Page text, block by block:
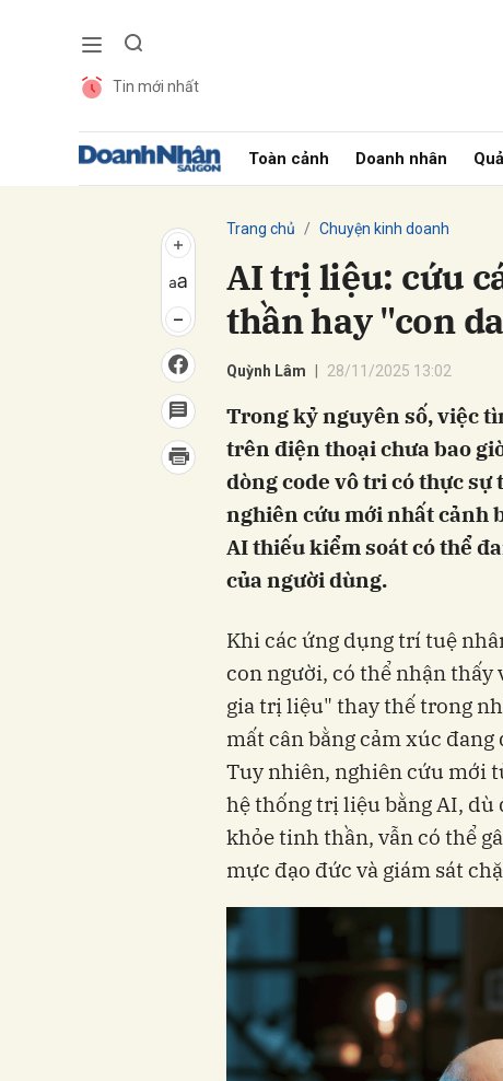
Tin mới nhất
Toàn cảnh Doanh nhân
Trang chủ Chuyện kinh doanh
AI trị liệu: cứu
thần hay "con
Quỳnh Lâm 28/11/2025 13:02
Trong kỷ nguyên số, việc
trên điện thoại chưa bao
dòng code vô tri có thực sự
nghiên cứu mới nhất cảnh
AI thiếu kiểm soát có thể
của người dùng.
Khi các ứng dụng trí tuệ
con người, có thể nhận
gia trị liệu" thay thế trong
mất cân bằng cảm xúc
Tuy nhiên, nghiên cứu mới
hệ thống trị liệu bằng AI,
khỏe tinh thần, vẫn có thể
mực đạo đức và giám sát